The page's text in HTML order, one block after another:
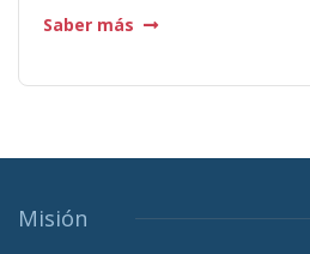
Saber más
Misión